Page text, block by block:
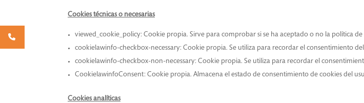
Cookies técnicas o necesarias
viewed_cookie_policy: Cookie propia. Sirve para comprobar si se ha aceptado o no la política
cookielawinfo-checkbox-necessary: Cookie propia. Se utiliza para recordar el consentimiento
cookielawinfo-checkbox-non-necessary: Cookie propia. Se utiliza para recordar el
CookielawinfoConsent: Cookie propia. Almacena el estado de consentimiento de cookies del
Cookies analíticas